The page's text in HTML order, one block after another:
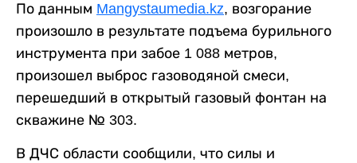
По данным Mangystaumedia.kz, возгорание
произошло в результате подъема бурильного
инструмента при забое 1 088 метров,
произошел выброс газоводяной смеси,
перешедший в открытый газовый фонтан на
скважине № 303.
В ДЧС области сообщили, что силы и